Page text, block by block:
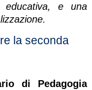
educativa, e una
la seconda
di Pedagogia